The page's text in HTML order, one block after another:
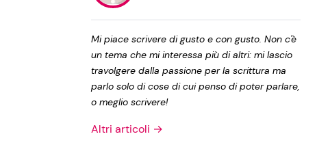
Privacy Policy
Mi piace scrivere di gusto e con gusto. Non c'è
un tema che mi interessa più di altri: mi lascio
travolgere dalla passione per la scrittura ma
parlo solo di cose di cui penso di poter parlare,
o meglio scrivere!
Altri articoli →